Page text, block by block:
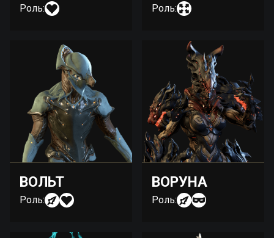
Роль: Роль:
ВОЛЬТ
Роль:
ВОРУНА
Роль: